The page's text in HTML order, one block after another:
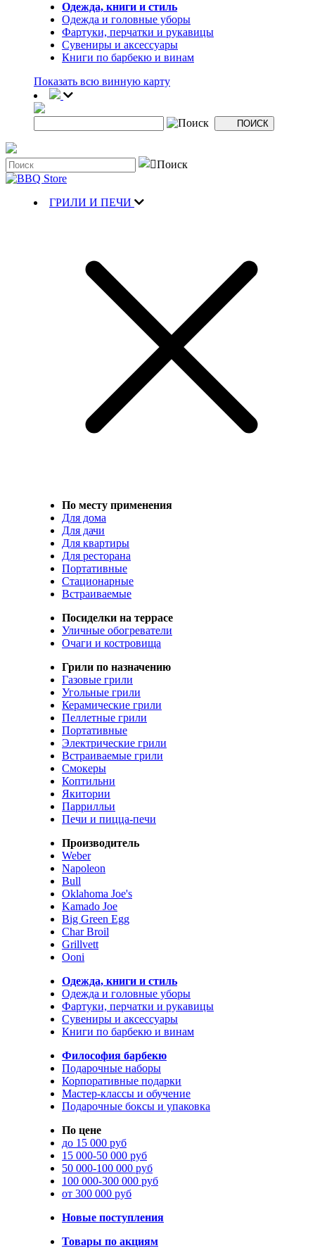
Одежда, книги и стиль
Одежда и головные уборы
Фартуки, перчатки и рукавицы
Сувениры и аксессуары
Книги по барбекю и винам
Показать всю винную карту
ГРИЛИ И ПЕЧИ
По месту применения
Для дома
Для дачи
Для квартиры
Для ресторана
Портативные
Стационарные
Встраиваемые
Посиделки на террасе
Уличные обогреватели
Очаги и костровища
Грили по назначению
Газовые грили
Угольные грили
Керамические грили
Пеллетные грили
Портативные
Электрические грили
Встраиваемые грили
Смокеры
Коптильни
Якитории
Паррилльи
Печи и пицца-печи
Производитель
Weber
Napoleon
Bull
Oklahoma Joe's
Kamado Joe
Big Green Egg
Char Broil
Grillvett
Ooni
Одежда, книги и стиль
Одежда и головные уборы
Фартуки, перчатки и рукавицы
Сувениры и аксессуары
Книги по барбекю и винам
Философия барбекю
Подарочные наборы
Корпоративные подарки
Мастер-классы и обучение
Подарочные боксы и упаковка
По цене
до 15 000 руб
15 000-50 000 руб
50 000-100 000 руб
100 000-300 000 руб
от 300 000 руб
Новые поступления
Товары по акциям